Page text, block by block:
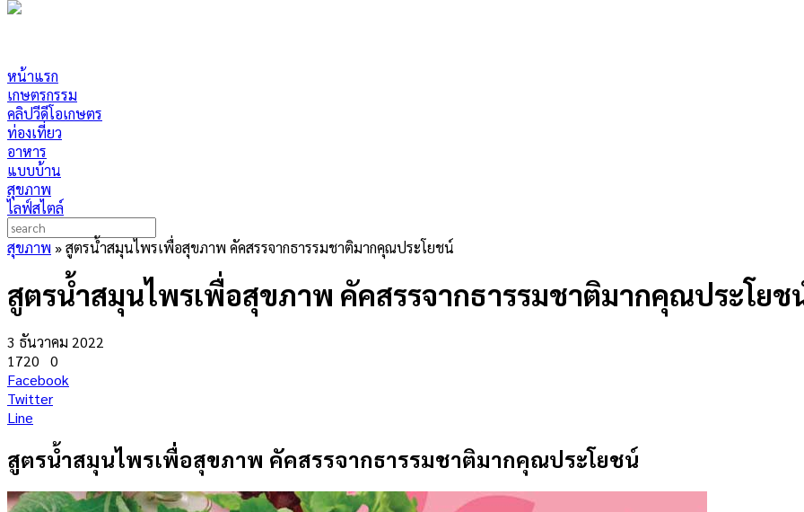
หน้าแรก
เกษตรกรรม
คลิปวีดีโอเกษตร
ท่องเที่ยว
อาหาร
แบบบ้าน
สุขภาพ
ไลฟ์สไตล์
สุขภาพ »สูตรน้ำสมุนไพรเพื่อสุขภาพ คัคสรรจากธารรมชาติมากคุณประโยชน์
สูตรน้ำสมุนไพรเพื่อสุขภาพ คัคสรรจากธารรมชาติมากคุณประโยช
3 ธันวาคม 2022
1720
0
Facebook
Twitter
Line
สูตรน้ำสมุนไพรเพื่อสุขภาพ คัคสรรจากธารรมชาติมากคุณประโยชน์